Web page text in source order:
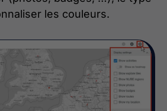
les couleurs.